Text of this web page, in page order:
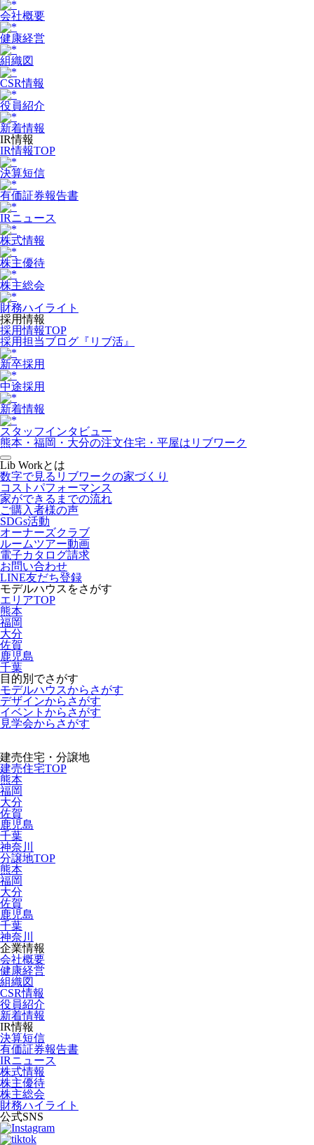
会社概要
健康経営
組織図
CSR情報
役員紹介
新着情報
IR情報
IR情報TOP
決算短信
有価証券報告書
IRニュース
株式情報
株主優待
株主総会
財務ハイライト
採用情報
採用情報TOP
採用担当ブログ『リブ活』
新卒採用
中途採用
新着情報
スタッフインタビュー
熊本・福岡・大分の注文住宅・平屋はリブワーク
Lib Workとは
数字で見るリブワークの家づくり
コストパフォーマンス
家ができるまでの流れ
ご購入者様の声
SDGs活動
オーナーズクラブ
ルームツアー動画
電子カタログ請求
お問い合わせ
LINE友だち登録
モデルハウスをさがす
エリアTOP
熊本
福岡
大分
佐賀
鹿児島
千葉
目的別でさがす
モデルハウスからさがす
デザインからさがす
イベントからさがす
見学会からさがす
建売住宅・分譲地
建売住宅TOP
熊本
福岡
大分
佐賀
鹿児島
千葉
神奈川
分譲地TOP
熊本
福岡
大分
佐賀
鹿児島
千葉
神奈川
企業情報
会社概要
健康経営
組織図
CSR情報
役員紹介
新着情報
IR情報
決算短信
有価証券報告書
IRニュース
株式情報
株主優待
株主総会
財務ハイライト
公式SNS